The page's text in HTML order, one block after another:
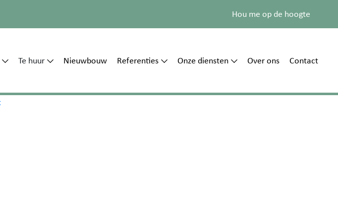
Hou me op de hoogte
Te huur Nieuwbouw Referenties Onze diensten Over ons Contact